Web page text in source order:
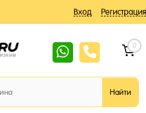
Вход Регистрация
0